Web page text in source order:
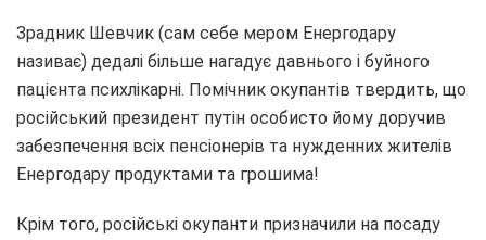
Зрадник Шевчик (сам себе мером Енергодару
називає) дедалі більше нагадує давнього і буйного
пацієнта психлікарні. Помічник окупантів твердить, що
російський президент путін особисто йому доручив
забезпечення всіх пенсіонерів та нужденних жителів
Енергодару продуктами та грошима!
Крім того, російські окупанти призначили на посаду